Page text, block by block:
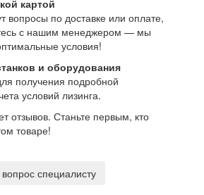
картой
вопросы по доставке или оплате,
с нашим менеджером — мы
условия!
и оборудования
получения подробной
условий лизинга.
отзывов. Станьте первым, кто
товаре!
специалисту